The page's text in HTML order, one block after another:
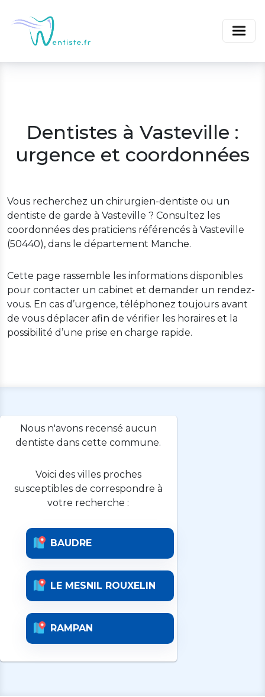
Dentistes à Vasteville :
urgence et coordonnées
Vous recherchez un chirurgien-dentiste ou un
dentiste de garde à Vasteville ? Consultez les
coordonnées des praticiens référencés à Vasteville
(50440), dans le département Manche.
Cette page rassemble les informations disponibles
pour contacter un cabinet et demander un rendez-
vous. En cas d’urgence, téléphonez toujours avant
de vous déplacer afin de vérifier les horaires et la
possibilité d’une prise en charge rapide.
Nous n'avons recensé aucun
dentiste dans cette commune.
Voici des villes proches
susceptibles de correspondre à
votre recherche :
BAUDRE
LE MESNIL ROUXELIN
RAMPAN